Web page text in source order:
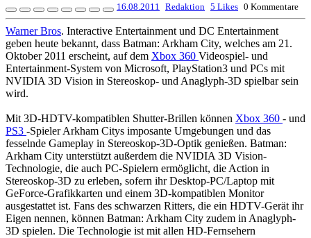
16.08.2011 Redaktion 5 Likes 0 Kommentare
Warner Bros. Interactive Entertainment und DC Entertainment
geben heute bekannt, dass Batman: Arkham City, welches am 21.
Oktober 2011 erscheint, auf dem Xbox 360 Videospiel- und
Entertainment-System von Microsoft, PlayStation3 und PCs mit
NVIDIA 3D Vision in Stereoskop- und Anaglyph-3D spielbar sein
wird.
Mit 3D-HDTV-kompatiblen Shutter-Brillen können Xbox 360 - und
PS3 -Spieler Arkham Citys imposante Umgebungen und das
fesselnde Gameplay in Stereoskop-3D-Optik genießen. Batman:
Arkham City unterstützt außerdem die NVIDIA 3D Vision-
Technologie, die auch PC-Spielern ermöglicht, die Action in
Stereoskop-3D zu erleben, sofern ihr Desktop-PC/Laptop mit
GeForce-Grafikkarten und einem 3D-kompatiblen Monitor
ausgestattet ist. Fans des schwarzen Ritters, die ein HDTV-Gerät ihr
Eigen nennen, können Batman: Arkham City zudem in Anaglyph-
3D spielen. Die Technologie ist mit allen HD-Fernsehern